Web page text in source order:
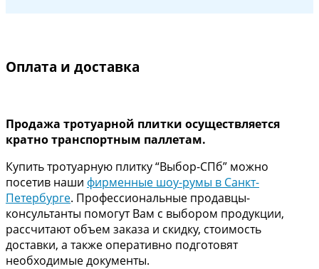
Оплата и доставка
Продажа тротуарной плитки осуществляется
кратно транспортным паллетам.
Купить тротуарную плитку “Выбор-СПб” можно
посетив наши фирменные шоу-румы в Санкт-
Петербурге. Профессиональные продавцы-
консультанты помогут Вам с выбором продукции,
рассчитают объем заказа и скидку, стоимость
доставки, а также оперативно подготовят
необходимые документы.